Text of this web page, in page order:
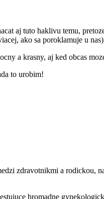
aj tuto haklivu temu,
ako sa poroklamuje u
a krasny, aj ked obcas
to urobim!
zdravotnikmi a rodickou,
hromadne